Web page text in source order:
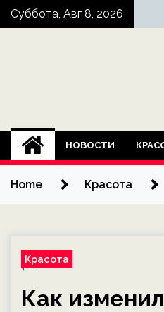
SkipСуббота, Авг 8, 2026
НОВОСТИ
Home Красота
Красота
Как